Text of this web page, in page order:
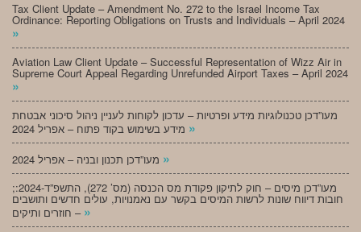
Tax Client Update – Amendment No. 272 to the Israel Income Tax
Ordinance: Reporting Obligations on Trusts and Individuals – April 2024
»
Aviation Law Client Update – Successful Representation of Wizz Air in
Supreme Court Appeal Regarding Unrefunded Airport Taxes – April 2024
»
מעו”דכן טכנולוגיות מידע ופרטיות – עדכון לקוחות לעניין ניהול סיכוני אבטחת
»
»
;מעו”דכן מיסים – חוק לתיקון פקודת מס הכנסה (מס’ 272), התשפ”ד-2024:
חובות דיווח שונות לרשות המיסים בקשר עם נאמנויות, עולים חדשים ותושבים
חוזרים ותיקים – »